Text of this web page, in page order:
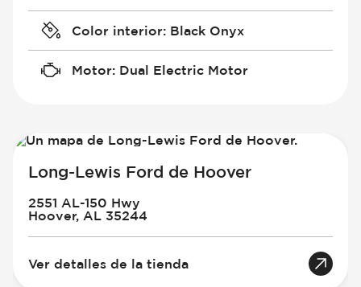
Color interior: Black Onyx
Motor: Dual Electric Motor
Long-Lewis Ford de Hoover
2551 AL-150 Hwy
Hoover, AL 35244
Ver detalles de la tienda